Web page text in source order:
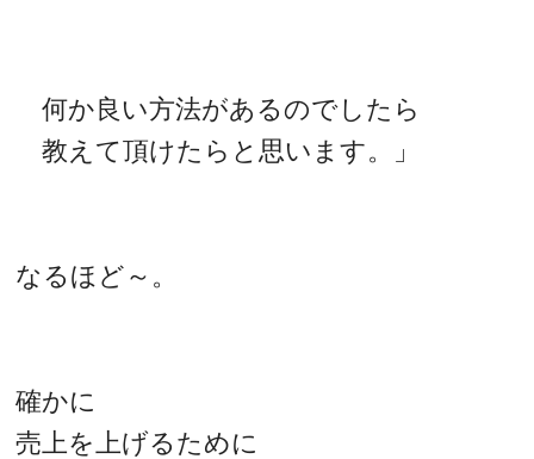
何か良い方法があるのでしたら
教えて頂けたらと思います。」
なるほど～。
確かに
売上を上げるために